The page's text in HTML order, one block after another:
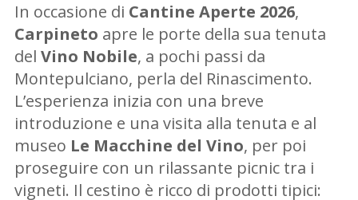
In occasione di Cantine Aperte 2026,
Carpineto apre le porte della sua tenuta
del Vino Nobile, a pochi passi da
Montepulciano, perla del Rinascimento.
L’esperienza inizia con una breve
introduzione e una visita alla tenuta e al
museo Le Macchine del Vino, per poi
proseguire con un rilassante picnic tra i
vigneti. Il cestino è ricco di prodotti tipici: